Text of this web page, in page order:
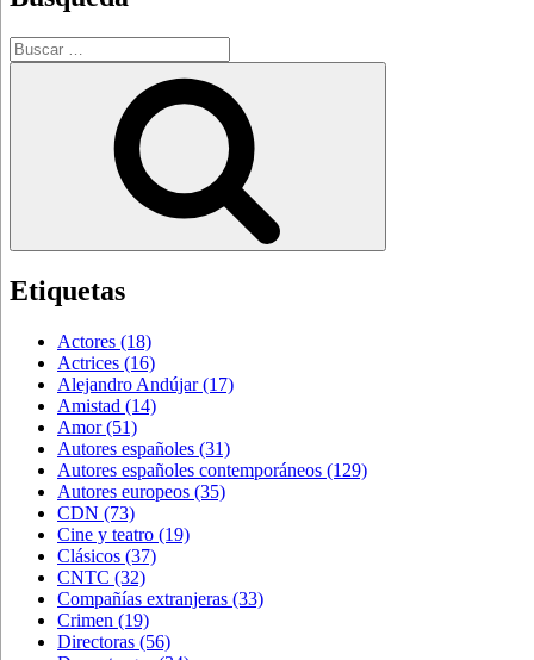
Buscar
por:
Etiquetas
Actores (18)
Actrices (16)
Alejandro Andújar(17)
Amistad (14)
Amor(51)
Autores españoles (31)
Autores españoles contemporáneos (129)
Autores europeos (35)
CDN (73)
Cine y teatro (19)
Clásicos (37)
CNTC (32)
Compañías extranjeras (33)
Crimen (19)
Directoras (56)